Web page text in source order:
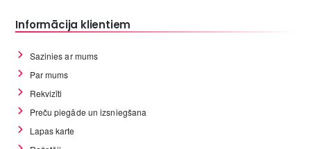
Informācija klientiem
Sazinies ar mums
Par mums
Rekvizīti
Preču piegāde un izsniegšana
Lapas karte